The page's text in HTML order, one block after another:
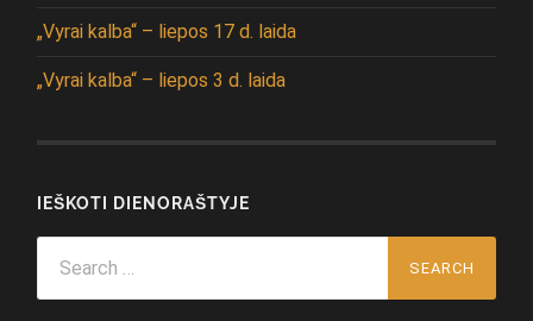
„Vyrai kalba“ – liepos 17 d. laida
„Vyrai kalba“ – liepos 3 d. laida
IEŠKOTI DIENORAŠTYJE
for: